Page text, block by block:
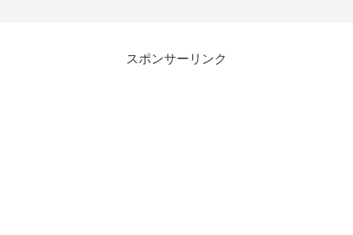
スポンサーリンク